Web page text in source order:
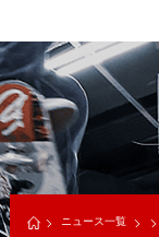
ニュース一覧